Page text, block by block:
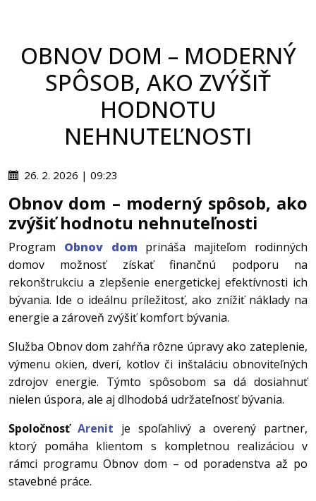
OBNOV DOM – MODERNÝ
SPÔSOB, AKO ZVÝŠIŤ
HODNOTU
NEHNUTEĽNOSTI
26. 2. 2026 | 09:23
Obnov dom – moderný spôsob, ako
zvýšiť hodnotu nehnuteľnosti
Program Obnov dom prináša majiteľom rodinných
domov možnosť získať finančnú podporu na
rekonštrukciu a zlepšenie energetickej efektívnosti ich
bývania. Ide o ideálnu príležitosť, ako znížiť náklady na
energie a zároveň zvýšiť komfort bývania.
Služba Obnov dom zahŕňa rôzne úpravy ako zateplenie,
výmenu okien, dverí, kotlov či inštaláciu obnoviteľných
zdrojov energie. Týmto spôsobom sa dá dosiahnuť
nielen úspora, ale aj dlhodobá udržateľnosť bývania.
Spoločnosť Arenit je spoľahlivý a overený partner,
ktorý pomáha klientom s kompletnou realizáciou v
rámci programu Obnov dom – od poradenstva až po
stavebné práce.